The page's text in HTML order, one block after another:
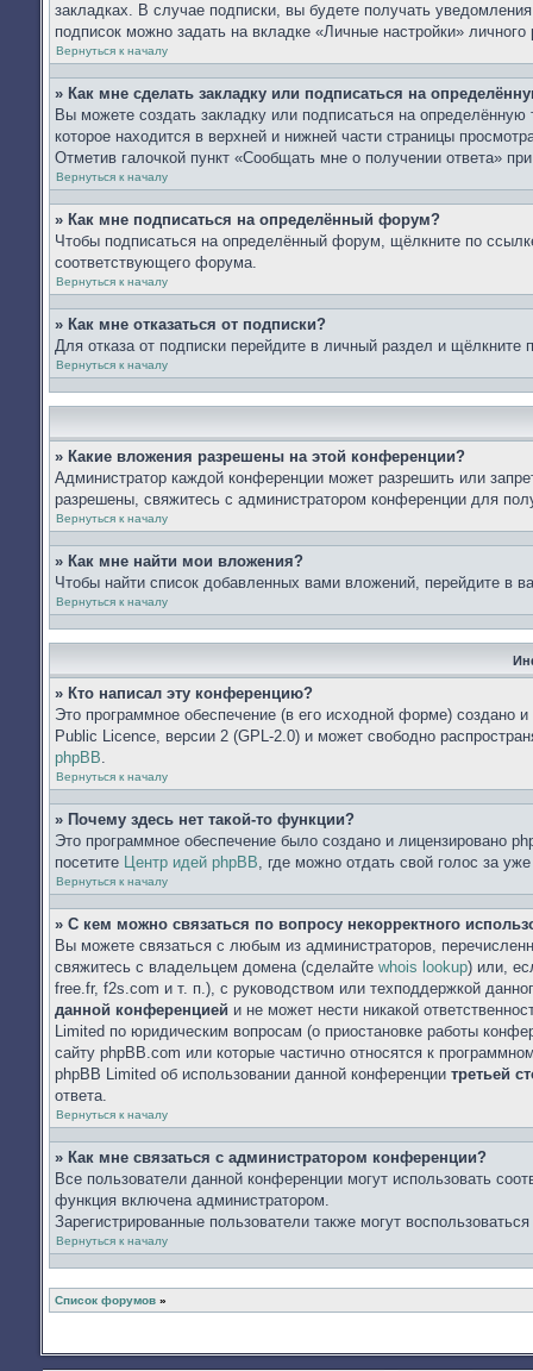
закладках. В случае подписки, вы будете получать
подписок можно задать на вкладке «Личные настройки» личного
Вернуться к началу
» Как мне сделать закладку или подписаться на
Вы можете создать закладку или подписаться на
которое находится в верхней и нижней части страницы
Отметив галочкой пункт «Сообщать мне о получении ответа»
Вернуться к началу
» Как мне подписаться на определённый форум?
Чтобы подписаться на определённый форум, щёлкните по
соответствующего форума.
Вернуться к началу
» Как мне отказаться от подписки?
Для отказа от подписки перейдите в личный раздел и щёлкните
Вернуться к началу
» Какие вложения разрешены на этой конференции?
Администратор каждой конференции может разрешить или
разрешены, свяжитесь с администратором конференции для
Вернуться к началу
» Как мне найти мои вложения?
Чтобы найти список добавленных вами вложений, перейдите в
Вернуться к началу
» Кто написал эту конференцию?
Это программное обеспечение (в его исходной форме) создано
Public Licence, версии 2 (GPL-2.0) и может свободно
phpBB.
Вернуться к началу
» Почему здесь нет такой-то функции?
Это программное обеспечение было создано и лицензировано
посетите Центр идей phpBB, где можно отдать свой голос за
Вернуться к началу
» С кем можно связаться по вопросу некорректного
Вы можете связаться с любым из администраторов,
свяжитесь с владельцем домена (сделайте whois lookup) или,
free.fr, f2s.com и т. п.), с руководством или техподдержкой
данной конференцией и не может нести никакой
Limited по юридическим вопросам (о приостановке работы
сайту phpBB.com или которые частично относятся к
phpBB Limited об использовании данной конференции третьей
ответа.
Вернуться к началу
» Как мне связаться с администратором конференции?
Все пользователи данной конференции могут использовать
функция включена администратором.
Зарегистрированные пользователи также могут
Вернуться к началу
Список форумов »